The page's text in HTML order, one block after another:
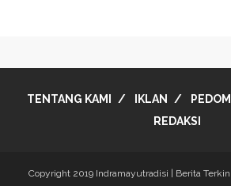
TENTANG KAMI IKLAN
REDAKSI
Copyright 2019 Indramayutradisi | Berita